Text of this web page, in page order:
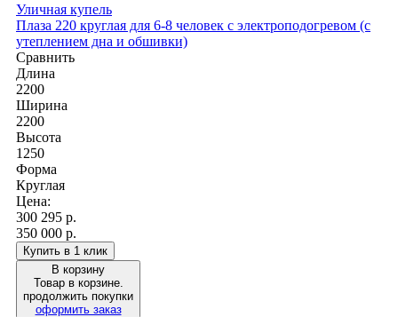
Уличная купель
Плаза 220 круглая для 6-8 человек с электроподогревом (с
утеплением дна и обшивки)
Сравнить
Длина
2200
Ширина
2200
Высота
1250
Форма
Круглая
Цена:
300 295 р.
350 000 р.
Купить в 1 клик
В корзину
Товар в корзине.
продолжить покупки
оформить заказ